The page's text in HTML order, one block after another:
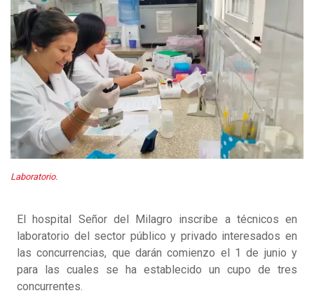
Laboratorio.
El hospital Señor del Milagro inscribe a técnicos en
laboratorio del sector público y privado interesados en
las concurrencias, que darán comienzo el 1 de junio y
para las cuales se ha establecido un cupo de tres
concurrentes.